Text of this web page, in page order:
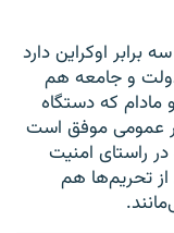
اوکراین دارد
و جامعه هم
که دستگاه
عمومی موفق است
راستای امنیت
تحریم‌ها هم